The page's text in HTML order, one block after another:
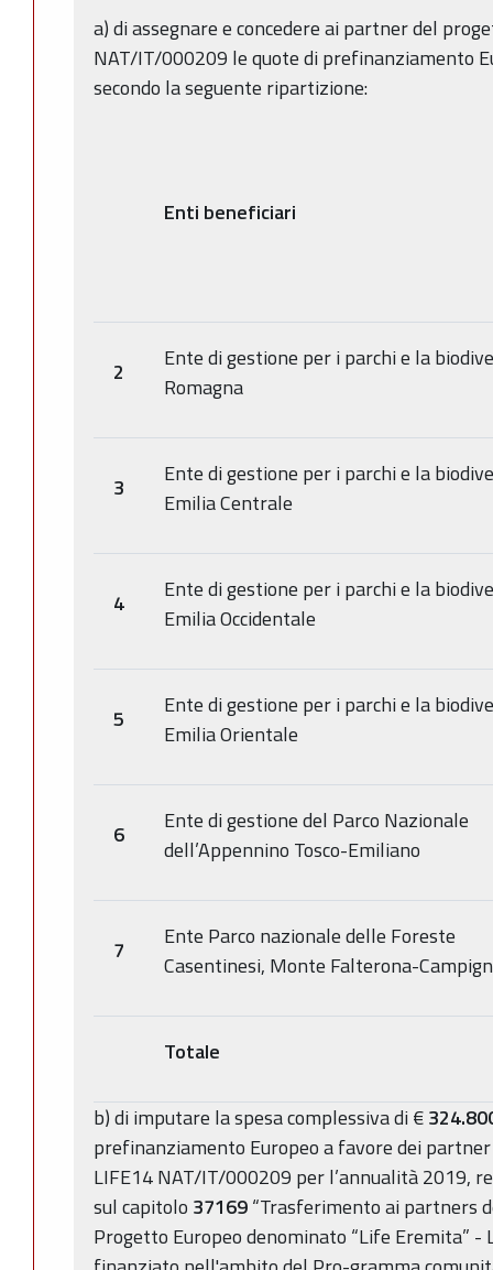
a) di assegnare e concedere ai partner del
NAT/IT/000209 le quote di prefinanziamento
secondo la seguente ripartizione:
Enti beneficiari
2
Ente di gestione per i parchi e la
Romagna
3
Ente di gestione per i parchi e la
Emilia Centrale
4
Ente di gestione per i parchi e la
Emilia Occidentale
5
Ente di gestione per i parchi e la
Emilia Orientale
6
Ente di gestione del Parco Nazionale
dell’Appennino Tosco-Emiliano
7
Ente Parco nazionale delle Foreste
Casentinesi, Monte Falterona-
Totale
b) di imputare la spesa complessiva di €
prefinanziamento Europeo a favore dei
LIFE14 NAT/IT/000209 per l’annualità 2019,
sul capitolo 37169“Trasferimento ai partners
Progetto Europeo denominato “Life Eremita”